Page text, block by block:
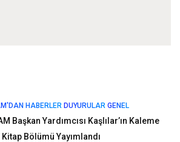
HABERLER DUYURULAR GENEL
Başkan Yardımcısı Kaşlılar’ın Kaleme
Kitap Bölümü Yayımlandı